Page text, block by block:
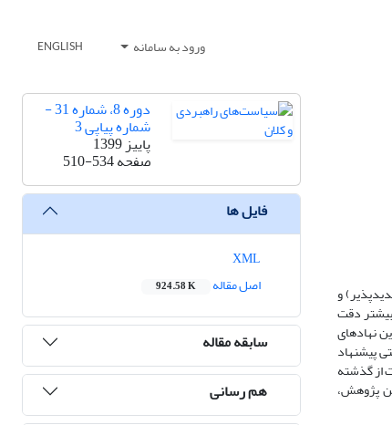
ورود به سامانه ENGLISH
و
دقت
نهادهای
پیشنهاد
از گذشته
پژوهش،
دوره 8، شماره 31 -
شماره پیاپی 3
پاییز 1399
صفحه510-534
فایل ها
اصل مقاله
924.58 K
سابقه مقاله
هم رسانی